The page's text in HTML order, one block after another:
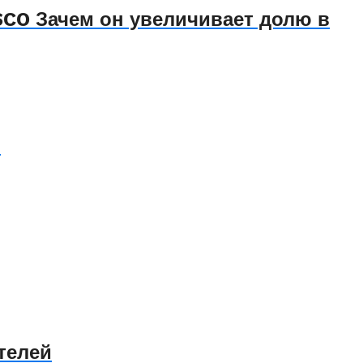
Зачем он увеличивает долю в